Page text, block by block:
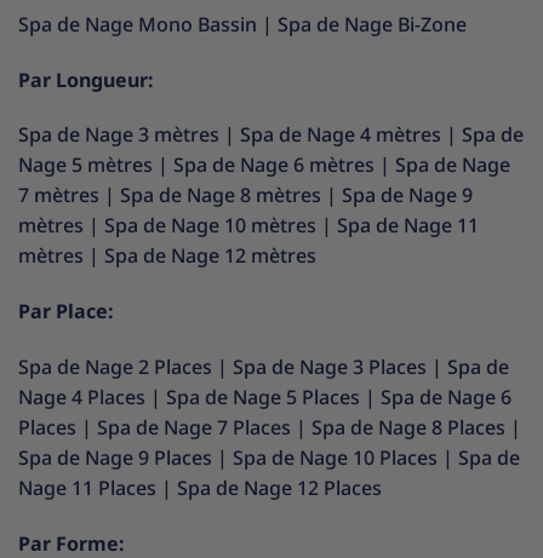
Spa de Nage Mono Bassin | Spa de Nage Bi-Zone
Par Longueur:
Spa de Nage 3 mètres | Spa de Nage 4 mètres | Spa de
Nage 5 mètres | Spa de Nage 6 mètres | Spa de Nage
7 mètres | Spa de Nage 8 mètres | Spa de Nage 9
mètres | Spa de Nage 10 mètres | Spa de Nage 11
mètres | Spa de Nage 12 mètres
Par Place:
Spa de Nage 2 Places | Spa de Nage 3 Places | Spa de
Nage 4 Places | Spa de Nage 5 Places | Spa de Nage 6
Places | Spa de Nage 7 Places | Spa de Nage 8 Places |
Spa de Nage 9 Places | Spa de Nage 10 Places | Spa de
Nage 11 Places | Spa de Nage 12 Places
Par Forme: